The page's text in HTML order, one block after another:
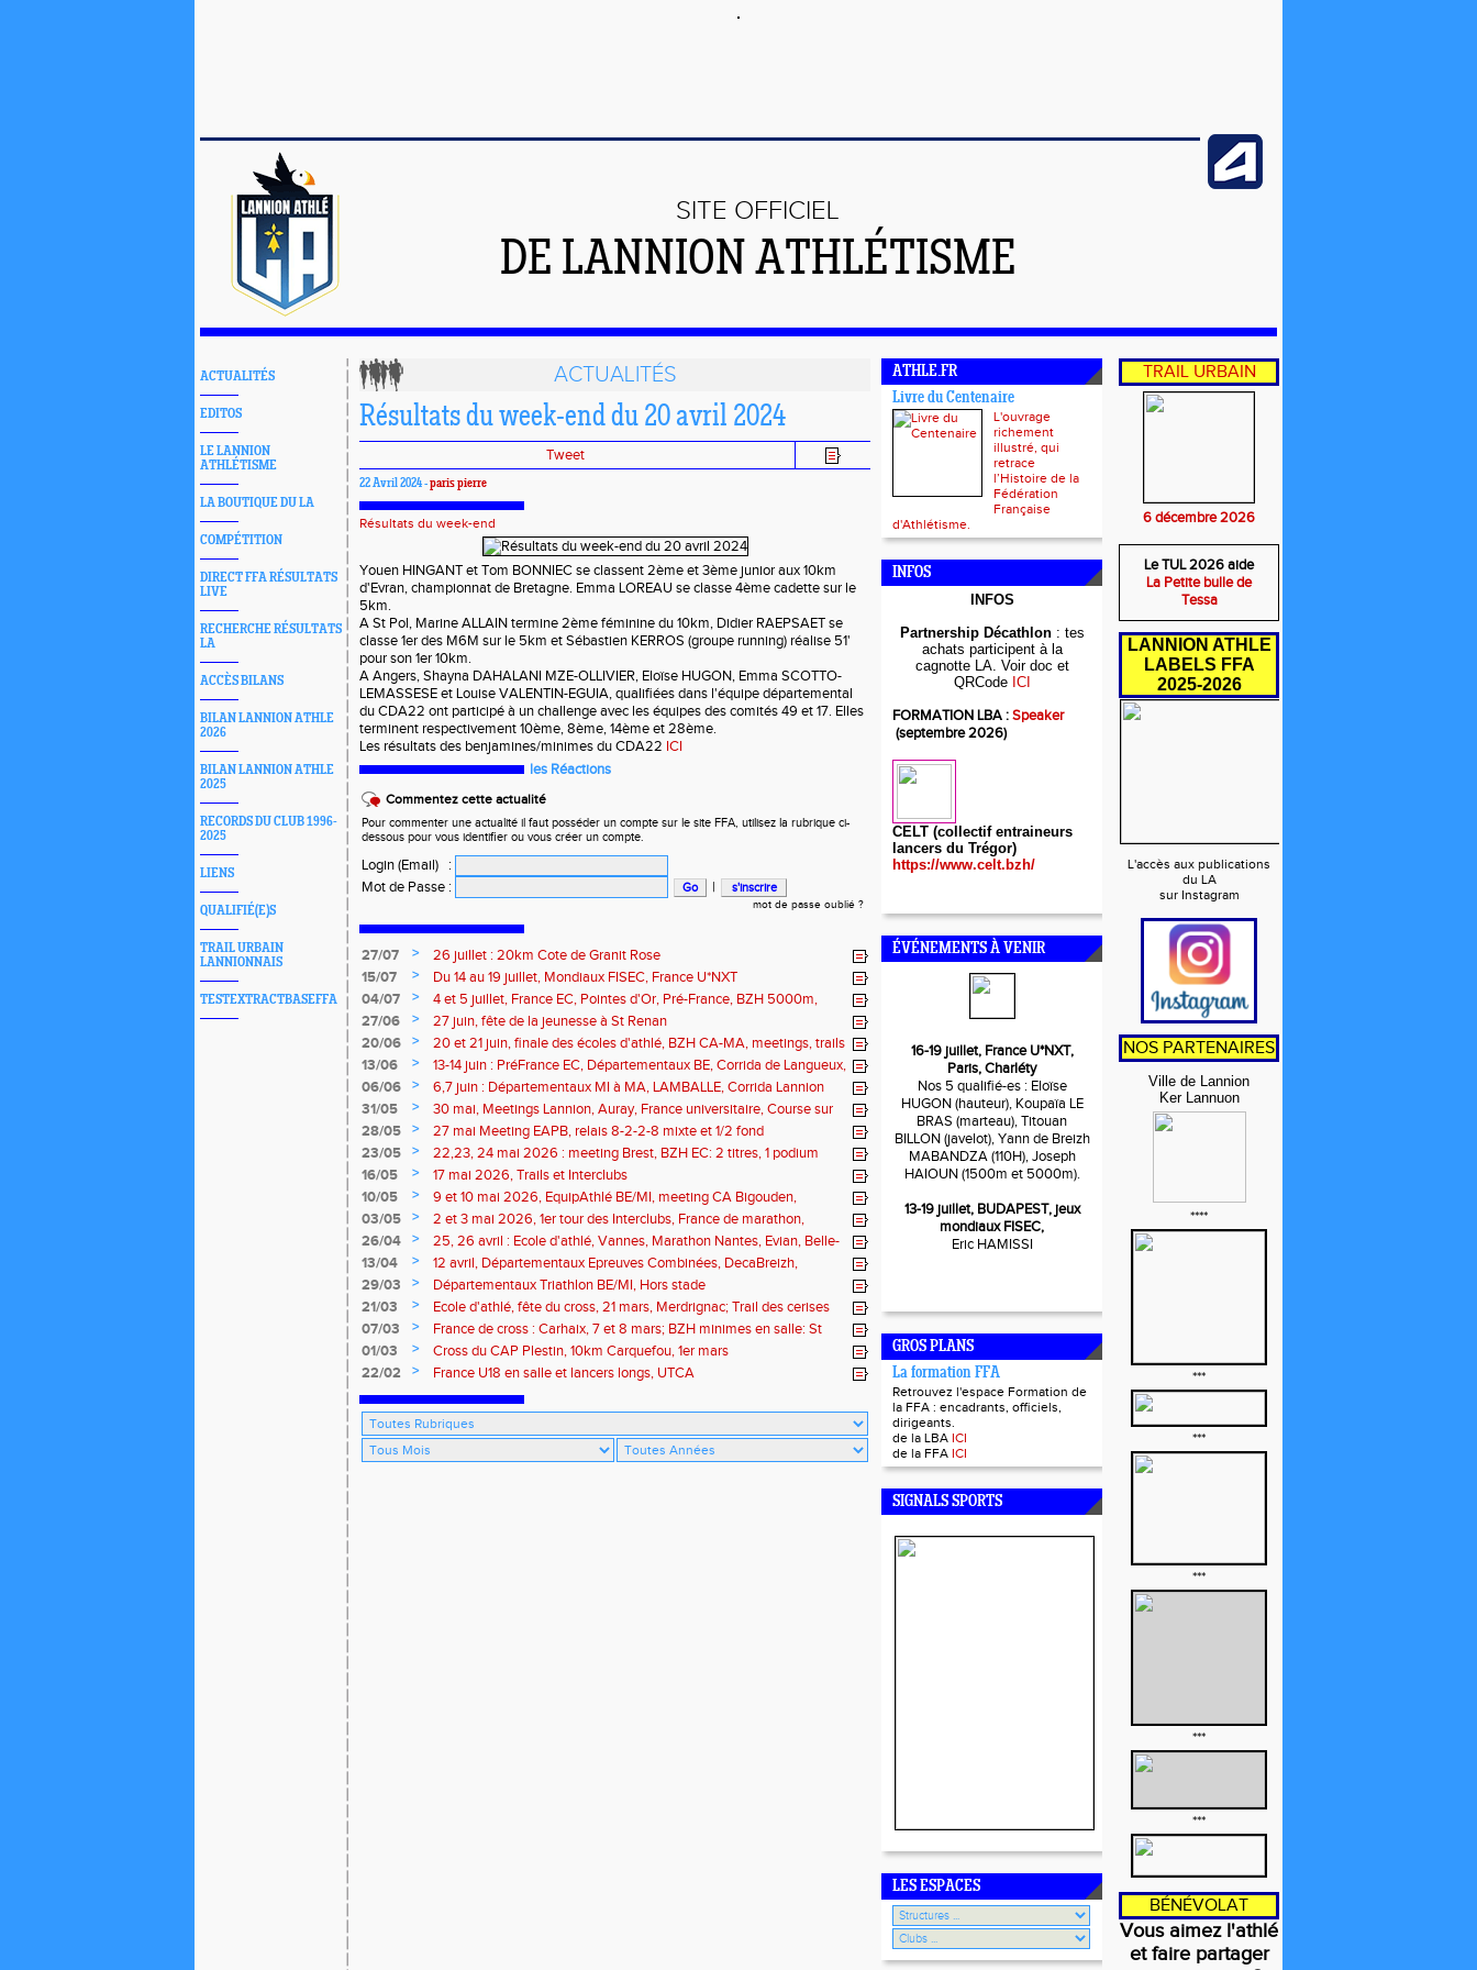
SITE OFFICIEL
DE LANNION ATHLÉTISME
ACTUALITÉS
EDITOS
LE LANNION
ATHLÉTISME
LA BOUTIQUE DU LA
COMPÉTITION
DIRECT FFA RÉSULTATS
LIVE
RECHERCHE RÉSULTATS
LA
ACCÈS BILANS
BILAN LANNION ATHLE
2026
BILAN LANNION ATHLE
2025
RECORDS DU CLUB 1996-
2025
LIENS
QUALIFIÉ(E)S
TRAIL URBAIN
LANNIONNAIS
TESTEXTRACTBASEFFA
ACTUALITÉS
Résultats du week-end du 20 avril 2024
Tweet
22 Avril 2024 -paris pierre
Résultats du week-end
Youen HINGANT et Tom BONNIEC se classent 2ème et 3ème junior aux 10km
d'Evran, championnat de Bretagne. Emma LOREAU se classe 4ème cadette sur le
5km.
A St Pol, Marine ALLAIN termine 2ème féminine du 10km, Didier RAEPSAET se
classe 1er des M6M sur le 5km et Sébastien KERROS (groupe running) réalise 51'
pour son 1er 10km.
A Angers, Shayna DAHALANI MZE-OLLIVIER, Eloïse HUGON, Emma SCOTTO-
LEMASSESE et Louise VALENTIN-EGUIA, qualifiées dans l'équipe départemental
du CDA22 ont participé à un challenge avec les équipes des comités 49 et 17. Elles
terminent respectivement 10ème, 8ème, 14ème et 28ème.
Les résultats des benjamines/minimes du CDA22 ICI
les Réactions
Commentez cette actualité
Pour commenter une actualité il faut posséder un compte sur le site FFA, utilisez la rubrique ci-
dessous pour vous identifier ou vous créer un compte.
Login (Email)
:
Mot de Passe : |
mot de passe oublié ?
27/07 >
26 juillet : 20km Cote de Granit Rose
15/07
>
Du 14 au 19 juillet, Mondiaux FISEC, France U*NXT
04/07
>
4 et 5 juillet, France EC, Pointes d'Or, Pré-France, BZH 5000m,
Meetings Fougères, Quimper, St Renan
27/06 >
27 juin, fête de la jeunesse à St Renan
20/06
>
20 et 21 juin, finale des écoles d'athlé, BZH CA-MA, meetings, trails
13/06
>
13-14 juin : PréFrance EC, Départementaux BE, Corrida de Langueux,
meeting Pacé, meeting Landerneau
06/06 >
6,7 juin : Départementaux MI à MA, LAMBALLE, Corrida Lannion
31/05
>
30 mai, Meetings Lannion, Auray, France universitaire, Course sur
route, Trails
28/05 >
27 mai Meeting EAPB, relais 8-2-2-8 mixte et 1/2 fond
23/05
>
22,23, 24 mai 2026 : meeting Brest, BZH EC: 2 titres, 1 podium
16/05
>
17 mai 2026, Trails et Interclubs
10/05
>
9 et 10 mai 2026, EquipAthlé BE/MI, meeting CA Bigouden,
marathon de la Loire
03/05 >
2 et 3 mai 2026, 1er tour des Interclubs, France de marathon,
traversée de la Baie
26/04 >
25, 26 avril : Ecole d'athlé, Vannes, Marathon Nantes, Evian, Belle-
Isle
13/04 >
12 avril, Départementaux Epreuves Combinées, DecaBreizh,
marathon de Paris
29/03 >
Départementaux Triathlon BE/MI, Hors stade
21/03
>
Ecole d'athlé, fête du cross, 21 mars, Merdrignac; Trail des cerises
07/03
>
France de cross : Carhaix, 7 et 8 mars; BZH minimes en salle: St
Brieuc, 7 mars
01/03 >
Cross du CAP Plestin, 10km Carquefou, 1er mars
22/02
> France U18 en salle et lancers longs, UTCA
ATHLE.FR
Livre du Centenaire
L'ouvrage
richement
illustré, qui
retrace
l’Histoire de la
Fédération
Française
d'Athlétisme.
INFOS
INFOS
Partnership Décathlon : tes
achats participent à la
cagnotte LA. Voir doc et
QRCode ICI
FORMATION LBA :Speaker
(septembre 2026)
CELT (collectif entraineurs
lancers du Trégor)
https://www.celt.bzh/
ÉVÉNEMENTS À VENIR
16-19 juillet, France U*NXT,
Paris, Charléty
Nos 5 qualifié-es : Eloïse
HUGON (hauteur), Koupaïa LE
BRAS (marteau), Titouan
BILLON (javelot), Yann de Breizh
MABANDZA (110H), Joseph
HAIOUN (1500m et 5000m).
13-19 juillet, BUDAPEST, jeux
mondiaux FISEC,
Eric HAMISSI
GROS PLANS
La formation FFA
Retrouvez l'espace Formation de
la FFA : encadrants, officiels,
dirigeants.
de la LBA ICI
de la FFA ICI
SIGNALS SPORTS
LES ESPACES
TRAIL URBAIN
6 décembre 2026
Le TUL 2026 aide
La Petite bulle de
Tessa
LANNION ATHLE
LABELS FFA
2025-2026
L'accès aux publications
du LA
sur Instagram
NOS PARTENAIRES
Ville de Lannion
Ker Lannuon
****
***
***
***
***
***
BÉNÉVOLAT
Vous aimez l'athlé
et faire partager